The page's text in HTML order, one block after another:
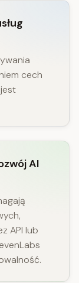
cech
AI
API lub